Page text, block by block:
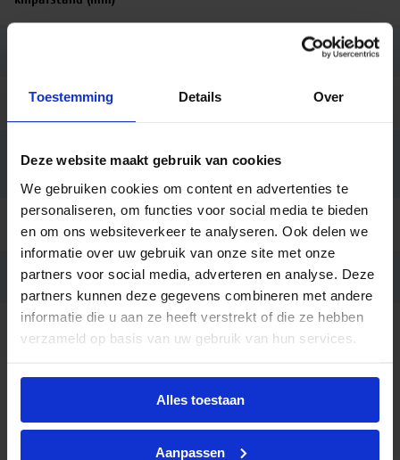
Toestemming Details Over
Deze website maakt gebruik van cookies
We gebruiken cookies om content en advertenties te
personaliseren, om functies voor social media te bieden
en om ons websiteverkeer te analyseren. Ook delen we
informatie over uw gebruik van onze site met onze
partners voor social media, adverteren en analyse. Deze
partners kunnen deze gegevens combineren met andere
informatie die u aan ze heeft verstrekt of die ze hebben
verzameld op basis van uw gebruik van hun services.
Alles toestaan
Aanpassen
Breedte (mm)
Bedrijfstemperatu
-20 tot +40
Opbouw
Garantie 3 jaar
LU096874
LEDstrip COB 50W 4000lm 10W/m 3000K CRI90